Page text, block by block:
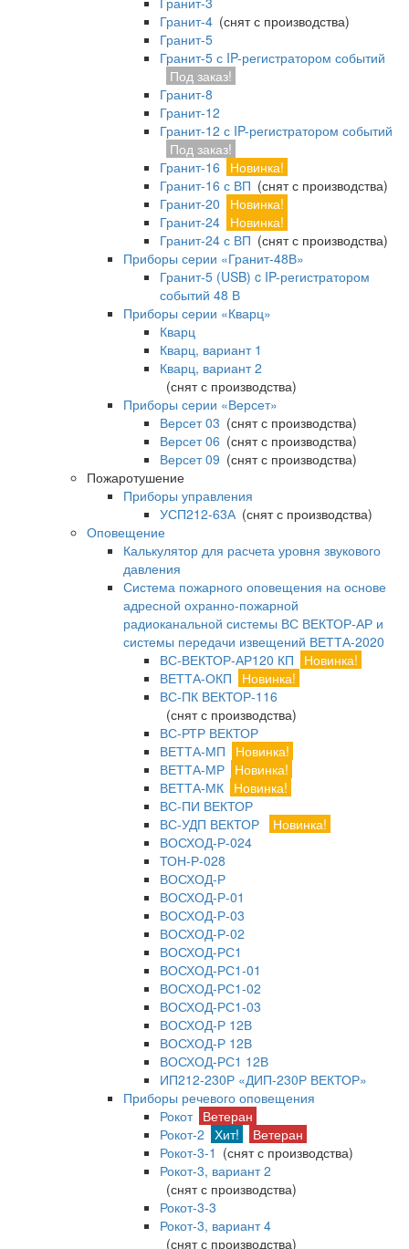
Гранит-4 (снят с производства)
Гранит-5
Гранит-5 с IP-регистратором событий
Под заказ!
Гранит-8
Гранит-12
Гранит-12 с IP-регистратором событий
Под заказ!
Гранит-16
Новинка!
Гранит-16 с ВП (снят с производства)
Гранит-20
Новинка!
Гранит-24 Новинка!
Гранит-24 с ВП (снят с производства)
Приборы серии «Гранит-48В»
Гранит-5 (USB) c IP-регистратором
событий 48 В
Приборы серии «Кварц»
Кварц
Кварц, вариант 1
Кварц, вариант 2
(снят с производства)
Приборы серии «Версет»
Версет 03 (снят с производства)
Версет 06 (снят с производства)
Версет 09 (снят с производства)
Пожаротушение
Приборы управления
УСП212-63А(снят с производства)
Оповещение
Калькулятор для расчета уровня звукового
давления
Система пожарного оповещения на основе
адресной охранно-пожарной
радиоканальной системы ВС ВЕКТОР-АР и
системы передачи извещений ВЕТТА-2020
ВС-ВЕКТОР-АР120 КП
Новинка!
ВЕТТА-ОКП
Новинка!
ВС-ПК ВЕКТОР-116
(снят с производства)
ВС-РТР ВЕКТОР
ВЕТТА-МП
Новинка!
ВЕТТА-МР Новинка!
ВЕТТА-МК Новинка!
ВС-ПИ ВЕКТОР
ВС-УДП ВЕКТОР
Новинка!
ВОСХОД-Р-024
ТОН-Р-028
ВОСХОД-Р
ВОСХОД-Р-01
ВОСХОД-Р-03
ВОСХОД-Р-02
ВОСХОД-РС1
ВОСХОД-РС1-01
ВОСХОД-РС1-02
ВОСХОД-РС1-03
ВОСХОД-Р 12В
ВОСХОД-Р 12В
ВОСХОД-РС1 12В
ИП212-230Р «ДИП-230Р ВЕКТОР»
Приборы речевого оповещения
Рокот Ветеран
Рокот-2 Хит!
Ветеран
Рокот-3-1 (снят с производства)
Рокот-3, вариант 2
(снят с производства)
Рокот-3-3
Рокот-3, вариант 4
(снят с производства)